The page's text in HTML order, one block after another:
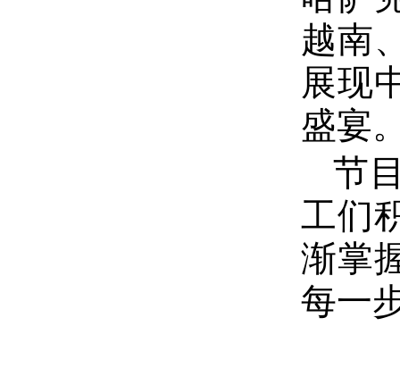
越南
展现
盛宴
节
工们
渐掌
每一